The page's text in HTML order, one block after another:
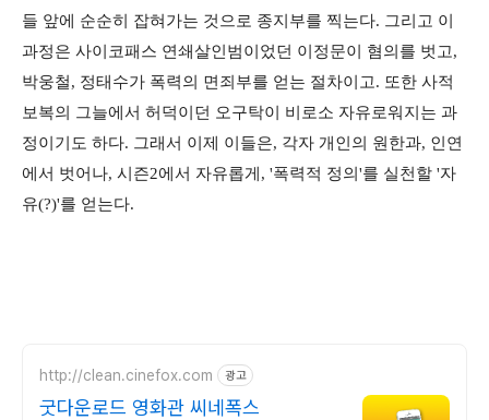
들 앞에 순순히 잡혀가는 것으로 종지부를 찍는다. 그리고 이
과정은 사이코패스 연쇄살인범이었던 이정문이 혐의를 벗고,
박웅철, 정태수가 폭력의 면죄부를 얻는 절차이고. 또한 사적
보복의 그늘에서 허덕이던 오구탁이 비로소 자유로워지는 과
정이기도 하다. 그래서 이제 이들은, 각자 개인의 원한과, 인연
에서 벗어나, 시즌2에서 자유롭게, '폭력적 정의'를 실천할 '자
유(?)'를 얻는다.
http://clean.cinefox.com 광고
굿다운로드 영화관 씨네폭스